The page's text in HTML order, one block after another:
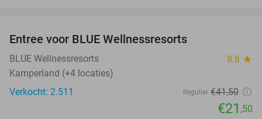
Entree voor BLUE Wellnessresorts
BLUE Wellnessresorts 8.8 star
Kamperland (+4 locaties)
Verkocht: 2.511
Regulier €41,50
€21 ,50